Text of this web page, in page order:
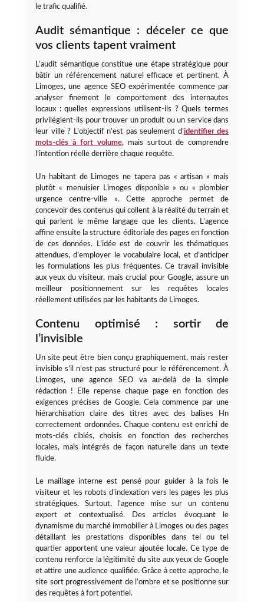
le trafic qualifié.
Audit sémantique : déceler ce que
vos clients tapent vraiment
L’audit sémantique constitue une étape stratégique pour
bâtir un référencement naturel efficace et pertinent. À
Limoges, une agence SEO expérimentée commence par
analyser finement le comportement des internautes
locaux : quelles expressions utilisent-ils ? Quels termes
privilégient-ils pour trouver un produit ou un service dans
leur ville ? L’objectif n’est pas seulement d’identifier des
mots-clés à fort volume, mais surtout de comprendre
l’intention réelle derrière chaque requête.
Un habitant de Limoges ne tapera pas « artisan » mais
plutôt « menuisier Limoges disponible » ou « plombier
urgence centre-ville ». Cette approche permet de
concevoir des contenus qui collent à la réalité du terrain et
qui parlent le même langage que les clients. L’agence
affine ensuite la structure éditoriale des pages en fonction
de ces données. L’idée est de couvrir les thématiques
attendues, d’employer le vocabulaire local, et d’anticiper
les formulations les plus fréquentes. Ce travail invisible
aux yeux du visiteur, mais crucial pour Google, assure un
meilleur positionnement sur les requêtes locales
réellement utilisées par les habitants de Limoges.
Contenu optimisé : sortir de
l’invisible
Un site peut être bien conçu graphiquement, mais rester
invisible s’il n’est pas structuré pour le référencement. À
Limoges, une agence SEO va au-delà de la simple
rédaction ! Elle repense chaque page en fonction des
exigences précises de Google. Cela commence par une
hiérarchisation claire des titres avec des balises Hn
correctement ordonnées. Chaque contenu est enrichi de
mots-clés ciblés, choisis en fonction des recherches
locales, mais intégrés de façon naturelle dans un texte
fluide.
Le maillage interne est pensé pour guider à la fois le
visiteur et les robots d’indexation vers les pages les plus
stratégiques. Surtout, l’agence mise sur un contenu
expert et contextualisé. Des articles évoquant le
dynamisme du marché immobilier à Limoges ou des pages
détaillant les prestations disponibles dans tel ou tel
quartier apportent une valeur ajoutée locale. Ce type de
contenu renforce la légitimité du site aux yeux de Google
et attire une audience qualifiée. Grâce à cette approche, le
site sort progressivement de l’ombre et se positionne sur
des requêtes à fort potentiel.